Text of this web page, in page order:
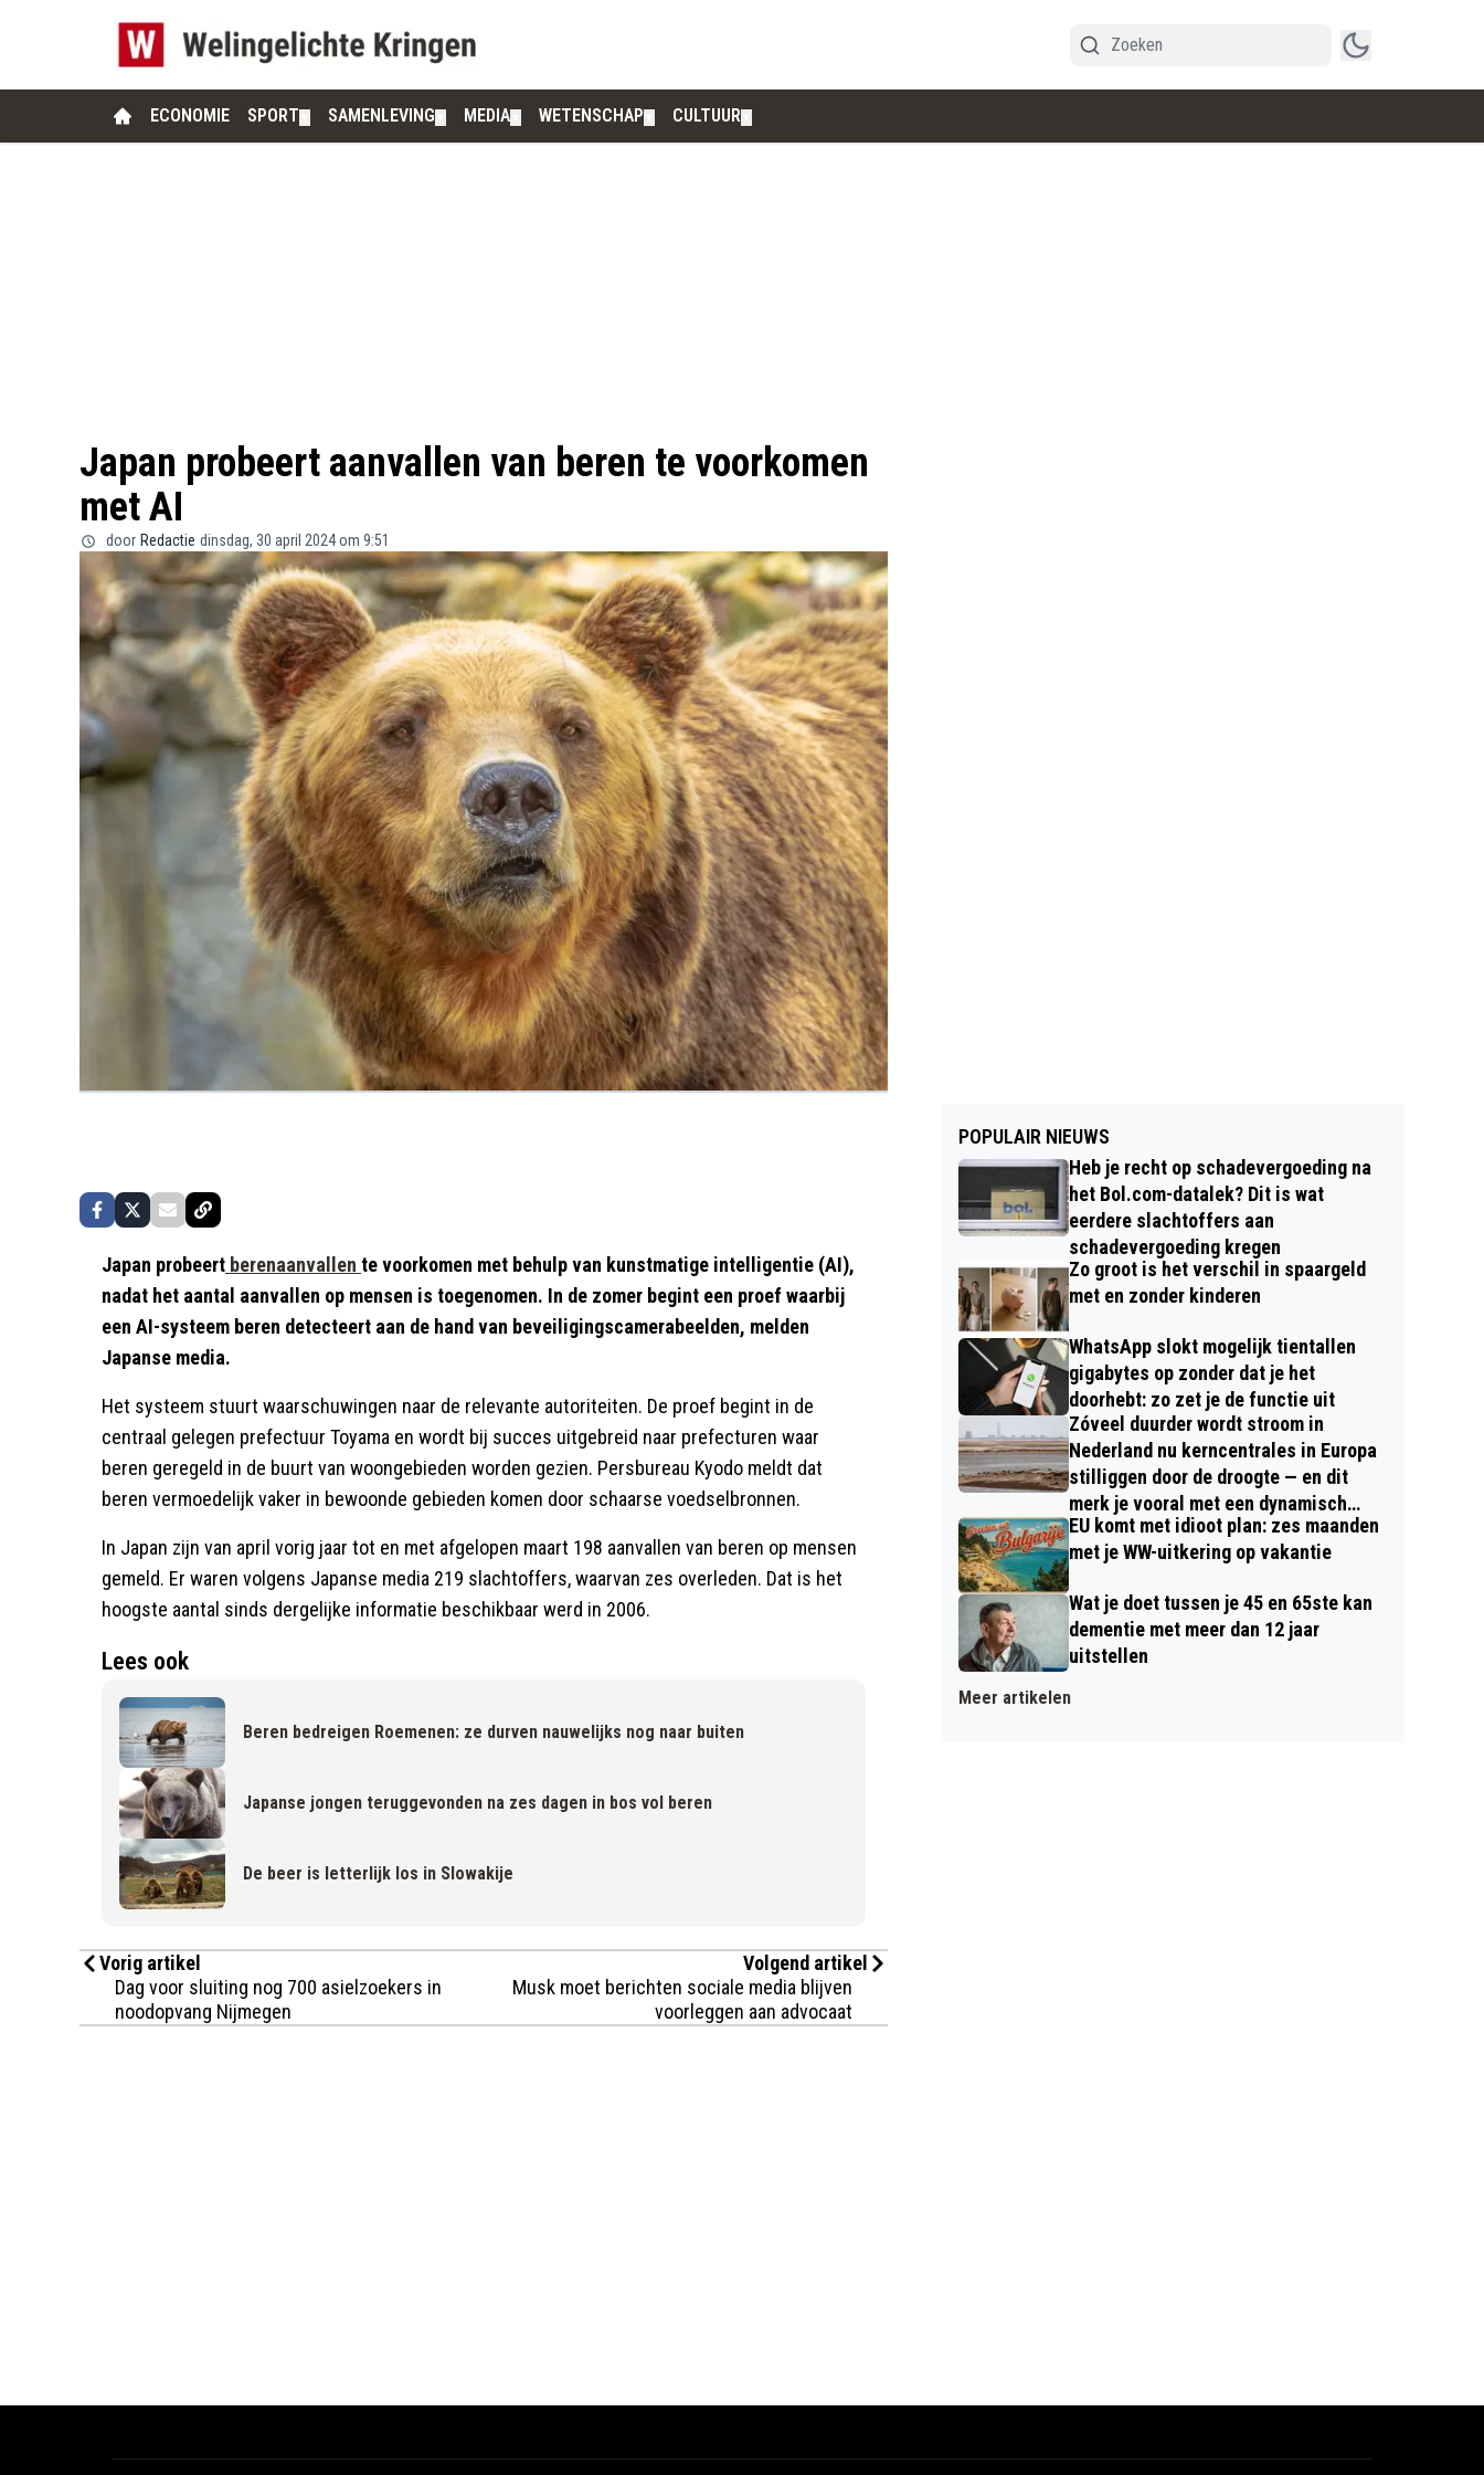
ECONOMIE SPORT SAMENLEVING MEDIA WETENSCHAP CULTUUR
Japan probeert aanvallen van beren te voorkomen
met AI
door Redactie dinsdag, 30 april 2024 om 9:51
Japan probeert berenaanvallen te voorkomen met behulp van kunstmatige intelligentie (AI),
nadat het aantal aanvallen op mensen is toegenomen. In de zomer begint een proef waarbij
een AI-systeem beren detecteert aan de hand van beveiligingscamerabeelden, melden
Japanse media.
Het systeem stuurt waarschuwingen naar de relevante autoriteiten. De proef begint in de
centraal gelegen prefectuur Toyama en wordt bij succes uitgebreid naar prefecturen waar
beren geregeld in de buurt van woongebieden worden gezien. Persbureau Kyodo meldt dat
beren vermoedelijk vaker in bewoonde gebieden komen door schaarse voedselbronnen.
In Japan zijn van april vorig jaar tot en met afgelopen maart 198 aanvallen van beren op mensen
gemeld. Er waren volgens Japanse media 219 slachtoffers, waarvan zes overleden. Dat is het
hoogste aantal sinds dergelijke informatie beschikbaar werd in 2006.
Lees ook
Beren bedreigen Roemenen: ze durven nauwelijks nog naar buiten
Japanse jongen teruggevonden na zes dagen in bos vol beren
De beer is letterlijk los in Slowakije
Vorig artikel
Dag voor sluiting nog 700 asielzoekers in
noodopvang Nijmegen
Volgend artikel
Musk moet berichten sociale media blijven
voorleggen aan advocaat
POPULAIR NIEUWS
Heb je recht op schadevergoeding na
het Bol.com-datalek? Dit is wat
eerdere slachtoffers aan
schadevergoeding kregen
Zo groot is het verschil in spaargeld
met en zonder kinderen
WhatsApp slokt mogelijk tientallen
gigabytes op zonder dat je het
doorhebt: zo zet je de functie uit
Zóveel duurder wordt stroom in
Nederland nu kerncentrales in Europa
stilliggen door de droogte — en dit
merk je vooral met een dynamisch
contract
EU komt met idioot plan: zes maanden
met je WW-uitkering op vakantie
Wat je doet tussen je 45 en 65ste kan
dementie met meer dan 12 jaar
uitstellen
Meer artikelen